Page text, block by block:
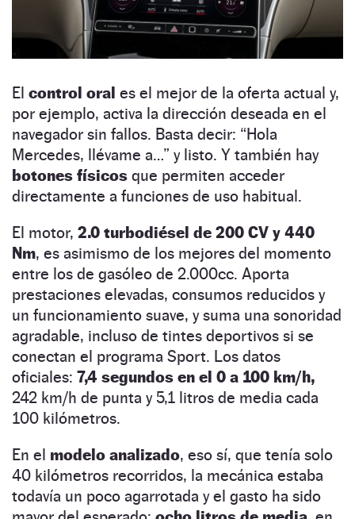
El control oral es el mejor de la oferta actual y,
por ejemplo, activa la dirección deseada en el
navegador sin fallos. Basta decir: “Hola
Mercedes, llévame a…” y listo. Y también hay
botones físicos que permiten acceder
directamente a funciones de uso habitual.
El motor, 2.0 turbodiésel de 200 CV y 440
Nm, es asimismo de los mejores del momento
entre los de gasóleo de 2.000cc. Aporta
prestaciones elevadas, consumos reducidos y
un funcionamiento suave, y suma una sonoridad
agradable, incluso de tintes deportivos si se
conectan el programa Sport. Los datos
oficiales: 7,4 segundos en el 0 a 100 km/h,
242 km/h de punta y 5,1 litros de media cada
100 kilómetros.
En el modelo analizado, eso sí, que tenía solo
40 kilómetros recorridos, la mecánica estaba
todavía un poco agarrotada y el gasto ha sido